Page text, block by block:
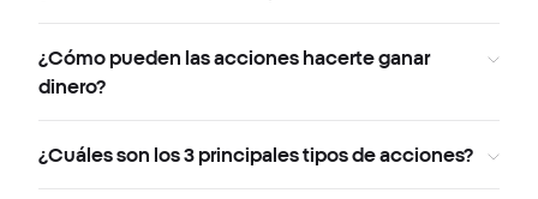
¿Cómo pueden las acciones hacerte ganar
dinero?
¿Cuáles son los 3 principales tipos de acciones?